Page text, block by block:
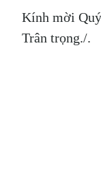
Kính mời
Trân trọng./.